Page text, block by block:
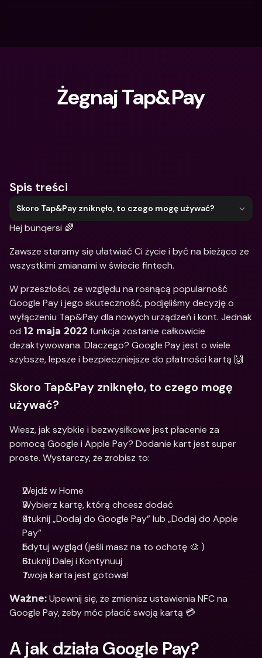
Żegnaj Tap&Pay
Spis treści
Skoro Tap&Pay zniknęło, to czego mogę używać?
Hej bunqersi 🌈
Zawsze staramy się ułatwiać Ci życie i być na bieżąco ze
wszystkimi zmianami w świecie fintech.
W przeszłości, ze względu na rosnącą popularność
Google Pay i jego skuteczność, podjęliśmy decyzję o
wyłączeniu Tap&Pay dla nowych urządzeń i kont. Jednak
od 12 maja 2022 funkcja zostanie całkowicie
dezaktywowana. Dlaczego? Google Pay jest o wiele
szybsze, lepsze i bezpieczniejsze do płatności kartą 🙌
Skoro Tap&Pay zniknęło, to czego mogę
używać?
Wiesz, jak szybkie i bezwysiłkowe jest płacenie za
pomocą Google i Apple Pay? Dodanie kart jest super
proste. Wystarczy, że zrobisz to:
Wejdź w Home
Wybierz kartę, którą chcesz dodać
Stuknij „Dodaj do Google Pay” lub „Dodaj do Apple
Pay”
Edytuj wygląd (jeśli masz na to ochotę 🎨 )
Stuknij Dalej i Kontynuuj
Twoja karta jest gotowa!
Ważne: Upewnij się, że zmienisz ustawienia NFC na
Google Pay, żeby móc płacić swoją kartą 💳
A jak działa Google Pay?